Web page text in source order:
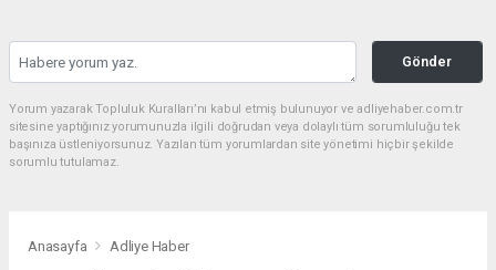
Gönder
Yorum yazarak Topluluk Kuralları’nı kabul etmiş bulunuyor ve adliyehaber.com.tr
sitesine yaptığınız yorumunuzla ilgili doğrudan veya dolaylı tüm sorumluluğu tek
başınıza üstleniyorsunuz. Yazılan tüm yorumlardan site yönetimi hiçbir şekilde
sorumlu tutulamaz.
Anasayfa Adliye Haber